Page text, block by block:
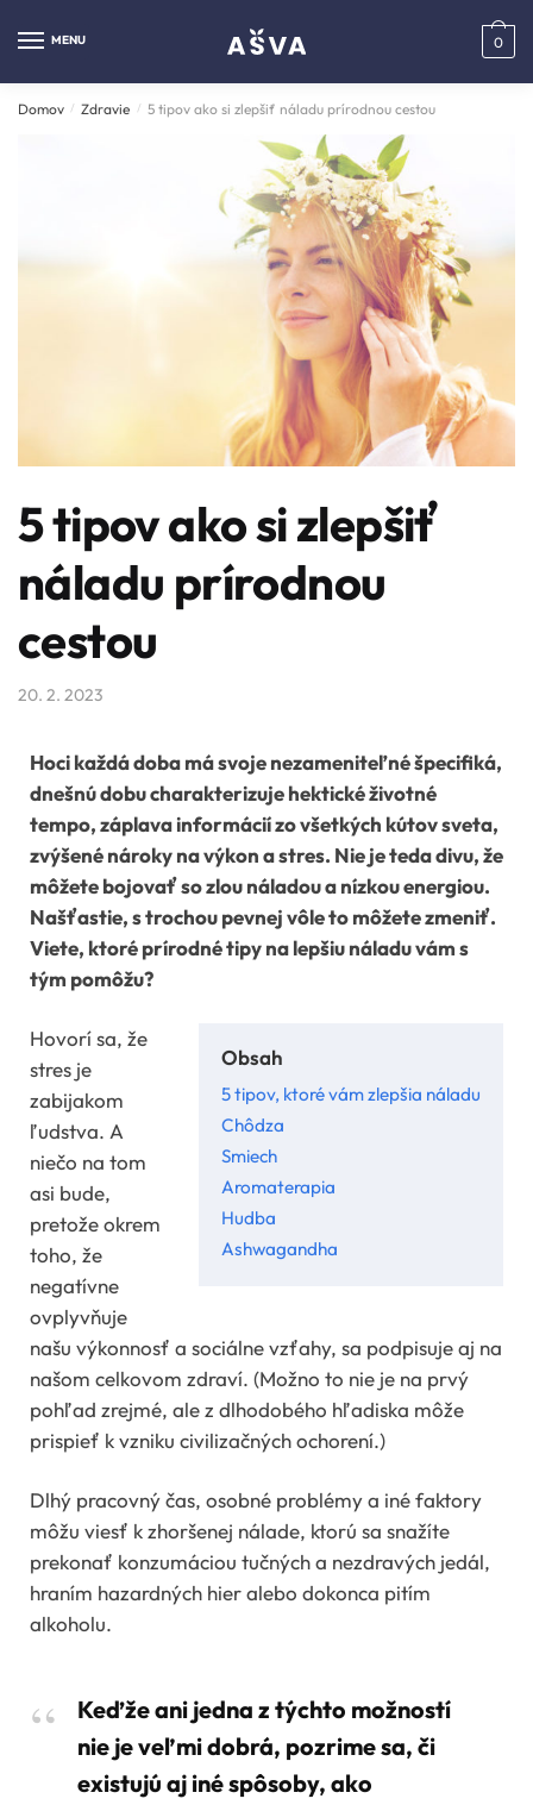
MENU 0
Domov / Zdravie / 5 tipov ako si zlepšiť náladu prírodnou cestou
5 tipov ako si zlepšiť
náladu prírodnou
cestou
20. 2. 2023
Hoci každá doba má svoje nezameniteľné špecifiká,
dnešnú dobu charakterizuje hektické životné
tempo, záplava informácií zo všetkých kútov sveta,
zvýšené nároky na výkon a stres. Nie je teda divu, že
môžete bojovať so zlou náladou a nízkou energiou.
Našťastie, s trochou pevnej vôle to môžete zmeniť.
Viete, ktoré prírodné tipy na lepšiu náladu vám s
tým pomôžu?
Obsah
5 tipov, ktoré vám zlepšia náladu
Chôdza
Smiech
Aromaterapia
Hudba
Ashwagandha
Hovorí sa, že
stres je
zabijakom
ľudstva. A
niečo na tom
asi bude,
pretože okrem
toho, že
negatívne
ovplyvňuje
našu výkonnosť a sociálne vzťahy, sa podpisuje aj na
našom celkovom zdraví. (Možno to nie je na prvý
pohľad zrejmé, ale z dlhodobého hľadiska môže
prispieť k vzniku civilizačných ochorení.)
Dlhý pracovný čas, osobné problémy a iné faktory
môžu viesť k zhoršenej nálade, ktorú sa snažíte
prekonať konzumáciou tučných a nezdravých jedál,
hraním hazardných hier alebo dokonca pitím
alkoholu.
Keďže ani jedna z týchto možností
nie je veľmi dobrá, pozrime sa, či
existujú aj iné spôsoby, ako